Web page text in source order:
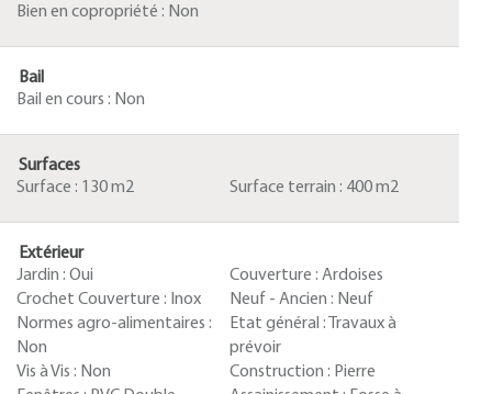
Bien en copropriété : Non
Bail
Bail en cours : Non
Surfaces
Surface : 130 m2 Surface terrain : 400 m2
Extérieur
Jardin : Oui Couverture : Ardoises
Crochet Couverture : Inox Neuf - Ancien : Neuf
Normes agro-alimentaires :
Non
Etat général :
Travaux à
prévoir
Vis à Vis : Non Construction : Pierre